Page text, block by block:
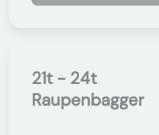
21t - 24t
Raupenbagger